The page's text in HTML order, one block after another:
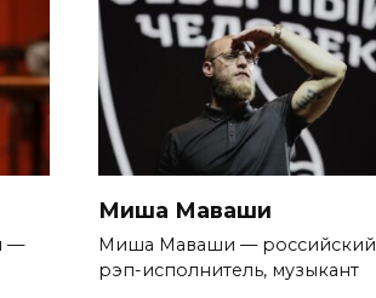
—
Миша Маваши
Миша Маваши — российский
рэп-исполнитель, музыкант